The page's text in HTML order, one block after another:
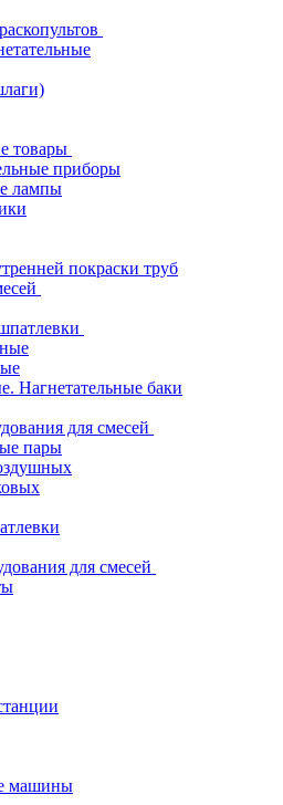
товары
приборы
лампы
покраски труб
Нагнетательные баки
для смесей
пары
для смесей
машины